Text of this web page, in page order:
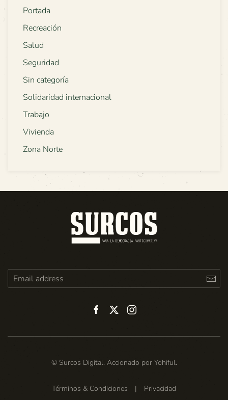
Portada
Recreación
Salud
Seguridad
Sin categoría
Solidaridad internacional
Trabajo
Vivienda
Zona Norte
© Surcos Digital. Accionado por Yohiful.
Términos & Condiciones | Privacidad